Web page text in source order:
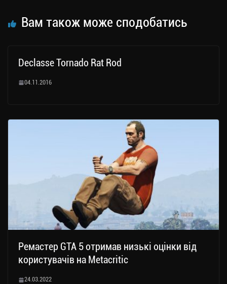
Вам також може сподобатись
Declasse Tornado Rat Rod
04.11.2016
Ремастер GTA 5 отримав низькі оцінки від
користувачів на Metacritic
24.03.2022